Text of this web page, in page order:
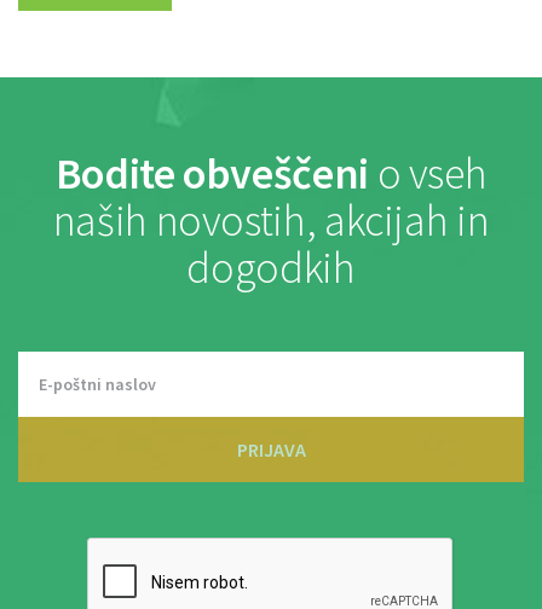
Bodite obveščeni o vseh
naših novostih, akcijah in
dogodkih
PRIJAVA